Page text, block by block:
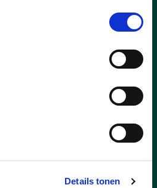
Details tonen
VEERLE BECKERS